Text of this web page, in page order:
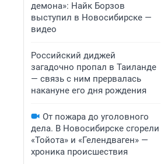
демона»: Найк Борзов
выступил в Новосибирске —
видео
Российский диджей
загадочно пропал в Таиланде
— связь с ним прервалась
накануне его дня рождения
От пожара до уголовного
дела. В Новосибирске сгорели
«Тойота» и «Гелендваген» —
хроника происшествия